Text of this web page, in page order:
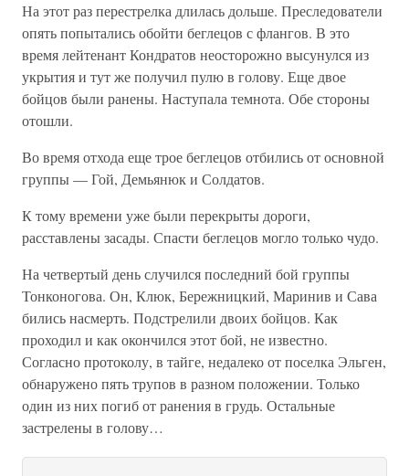
На этот раз перестрелка длилась дольше. Преследователи
опять попытались обойти беглецов с флангов. В это
время лейтенант Кондратов неосторожно высунулся из
укрытия и тут же получил пулю в голову. Еще двое
бойцов были ранены. Наступала темнота. Обе стороны
отошли.
Во время отхода еще трое беглецов отбились от основной
группы — Гой, Демьянюк и Солдатов.
К тому времени уже были перекрыты дороги,
расставлены засады. Спасти беглецов могло только чудо.
На четвертый день случился последний бой группы
Тонконогова. Он, Клюк, Бережницкий, Маринив и Сава
бились насмерть. Подстрелили двоих бойцов. Как
проходил и как окончился этот бой, не известно.
Согласно протоколу, в тайге, недалеко от поселка Эльген,
обнаружено пять трупов в разном положении. Только
один из них погиб от ранения в грудь. Остальные
застрелены в голову…